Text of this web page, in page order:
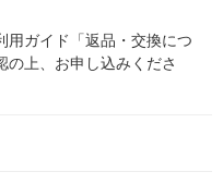
用ガイド「返品・交換につ
の上、お申し込みくださ